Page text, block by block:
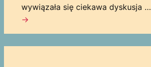
wywiązała się ciekawa dyskusja …
→